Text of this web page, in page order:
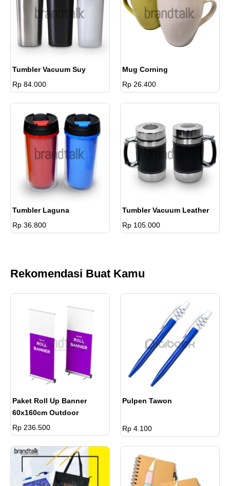
Tumbler Vacuum Suy
Rp 84.000
Mug Corning
Rp 26.400
Tumbler Laguna
Rp 36.800
Tumbler Vacuum Leather
Rp 105.000
Rekomendasi Buat Kamu
Paket Roll Up Banner
60x160cm Outdoor
Rp 236.500
Pulpen Tawon
Rp 4.100